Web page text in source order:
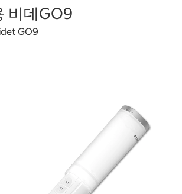
비데GO9
GO9